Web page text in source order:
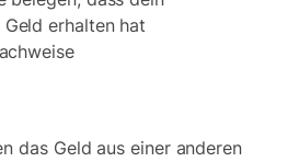
erhalten hat
das Geld aus einer anderen